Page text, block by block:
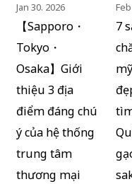
Jan 30. 2026
【Sapporo・
Tokyo・
Osaka】Giới
thiệu 3 địa
điểm đáng chú
ý của hệ thống
trung tâm
thương mại
7